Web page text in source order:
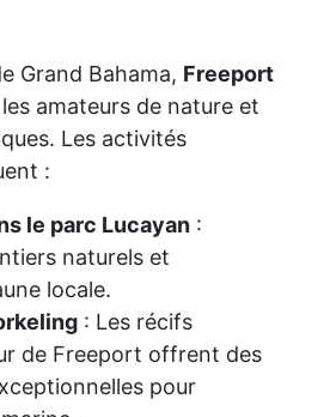
Grand Bahama, Freeport
amateurs de nature et
Les activités
:
le parc Lucayan:
naturels et
locale.
: Les récifs
de Freeport offrent des
pour